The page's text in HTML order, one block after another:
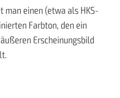
man einen (etwa als HKS-
Farbton, den ein
Erscheinungsbild